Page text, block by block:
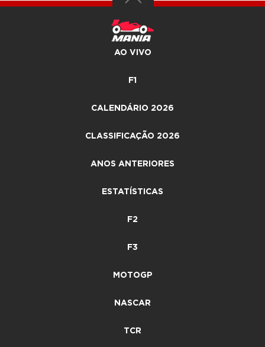
AO VIVO
F1
CALENDÁRIO 2026
CLASSIFICAÇÃO 2026
ANOS ANTERIORES
ESTATÍSTICAS
F2
F3
MOTOGP
NASCAR
TCR